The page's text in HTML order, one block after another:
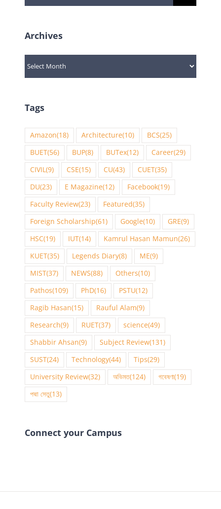
for:
Archives
Archives
Tags
Amazon(18) Architecture(10) BCS(25)
BUET(56) BUP(8) BUTex(12) Career(29)
CIVIL(9) CSE(15) CU(43) CUET(35)
DU(23) E Magazine(12) Facebook(19)
Faculty Review(23) Featured(35)
Foreign Scholarship(61) Google(10) GRE(9)
HSC(19) IUT(14) Kamrul Hasan Mamun(26)
KUET(35) Legends Diary(8) ME(9)
MIST(37) NEWS(88) Others(10)
Pathos(109) PhD(16) PSTU(12)
Ragib Hasan(15) Rauful Alam(9)
Research(9) RUET(37) science(49)
Shabbir Ahsan(9) Subject Review(131)
SUST(24) Technology(44) Tips(29)
University Review(32) অভিমত(124) গবেষণা(19)
পদ্মা সেতু(13)
Connect your Campus